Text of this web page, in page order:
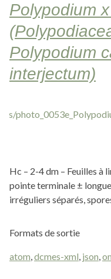
Polypodium
Polypodium
interjectum)
Hc – 2-4 dm – Feuilles à
pointe terminale ±
irréguliers séparés,
Formats de sortie
atom,dcmes-xml, json,